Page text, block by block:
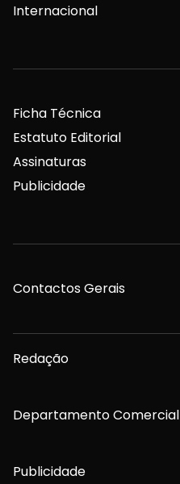
Internacional
Ficha Técnica
Estatuto Editorial
Assinaturas
Publicidade
Contactos Gerais
Redação
Departamento Comercial
Publicidade